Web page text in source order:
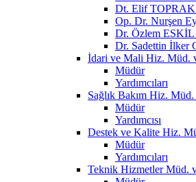
Dt. Elif
Op. Dr. Nurşen
Dr. Özlem
Dr. Sadettin İlker
İdari ve Mali Hiz. Müd.
Müdür
Yardımcıları
Sağlık Bakım Hiz.
Müdür
Yardımcısı
Destek ve Kalite Hiz.
Müdür
Yardımcıları
Teknik Hizmetler Müd.